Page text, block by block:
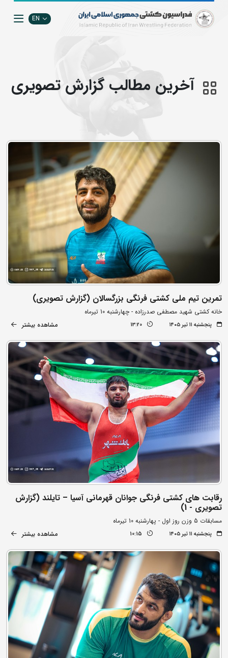
EN
آخرین مطالب گزارش تصويري
تمرین تیم ملی کشتی فرنگی بزرگسالان (گزارش تصویری)
خانه کشتی شهید مصطفی صدرزاده - چهارشنبه 10 تیرماه
پنجشنبه ۱۱ تیر ۱۴۰۵ 13:20 مشاهده بیشتر
رقابت های کشتی فرنگی جوانان قهرمانی آسیا – تایلند (گزارش
تصویری - 1)
مسابقات 5 وزن روز اول - پهارشنبه 10 تیرماه
پنجشنبه ۱۱ تیر ۱۴۰۵ 10:15 مشاهده بیشتر